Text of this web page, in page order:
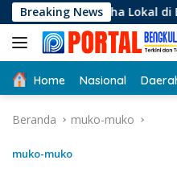
Langsung
ke
konten
Breaking News
Lokal di Bengkulu
Home Nasional
Beranda muko-muko
muko-muko